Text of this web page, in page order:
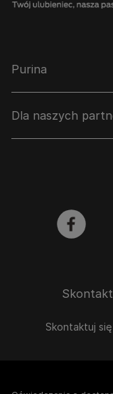
Purina
Dla naszych
Skontaktuj
facebook